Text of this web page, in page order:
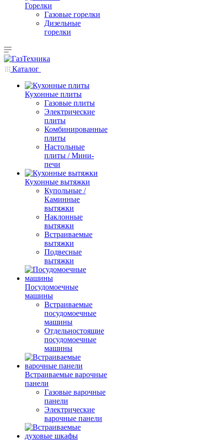
Горелки
Газовые горелки
Дизельные
горелки
Каталог
Кухонные плиты
Газовые плиты
Электрические
плиты
Комбинированные
плиты
Настольные
плиты / Мини-
печи
Кухонные вытяжки
Купольные /
Каминные
вытяжки
Наклонные
вытяжки
Встраиваемые
вытяжки
Подвесные
вытяжки
Посудомоечные
машины
Встраиваемые
посудомоечные
машины
Отдельностоящие
посудомоечные
машины
Встраиваемые варочные
панели
Газовые варочные
панели
Электрические
варочные панели